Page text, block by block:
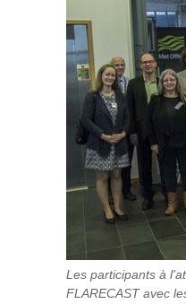
Les participants à
FLARECAST avec